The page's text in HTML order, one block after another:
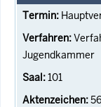
Jugendkammer
101